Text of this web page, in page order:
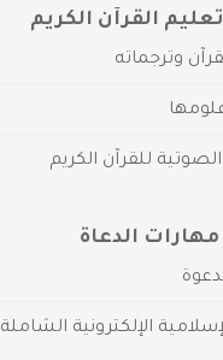
القرآن الكريم
وترجماته
للقرآن الكريم
الدعاة
الإلكترونية الشاملة